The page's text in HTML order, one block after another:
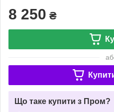
8 250 ₴
Що таке купити з Пром?